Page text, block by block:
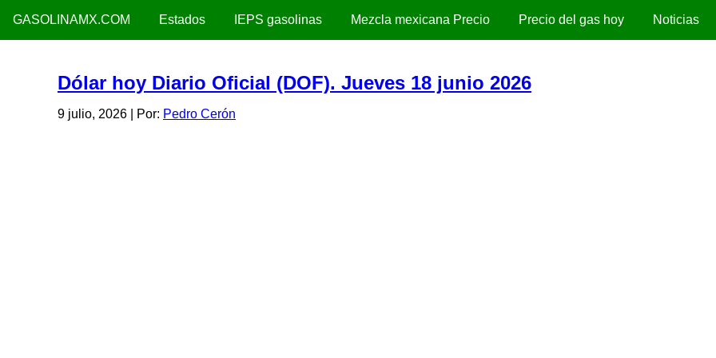
GASOLINAMX.COM Estados IEPS gasolinas Mezcla mexicana Precio Precio del gas hoy Noticias
Dólar hoy Diario Oficial (DOF). Jueves 18 junio 2026
9 julio, 2026 | Por: Pedro Cerón